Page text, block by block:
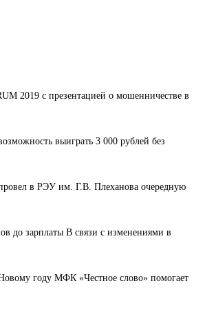
2019 с презентацией о мошенничестве в
выиграть 3 000 рублей без
в РЭУ им. Г.В. Плеханова очередную
до зарплаты В связи с изменениями в
году МФК «Честное слово» помогает